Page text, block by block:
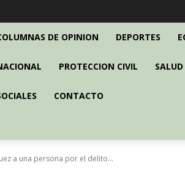
DE OPINION DEPORTES
PROTECCION CIVIL SALUD
CONTACTO
a una persona por el delito...